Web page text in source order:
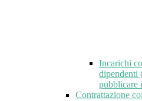
Incarichi
dipendenti
pubblicare
Contrattazione